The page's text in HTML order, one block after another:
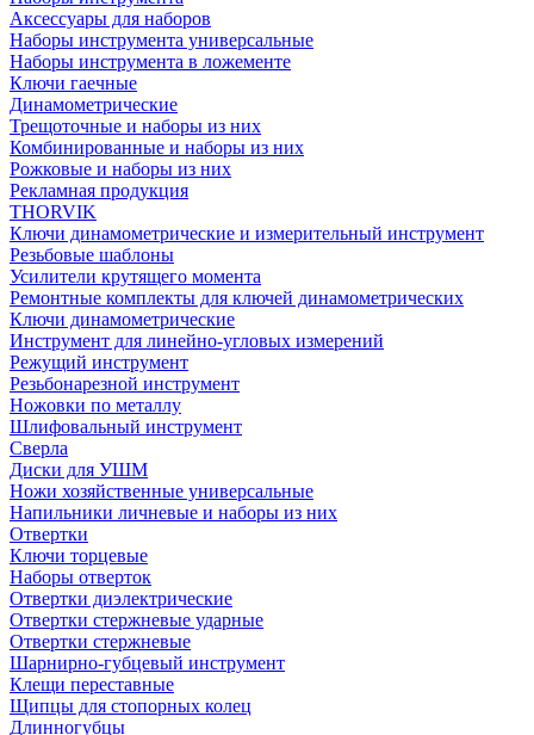
Аксессуары для наборов
Наборы инструмента универсальные
Наборы инструмента в ложементе
Ключи гаечные
Динамометрические
Трещоточные и наборы из них
Комбинированные и наборы из них
Рожковые и наборы из них
Рекламная продукция
THORVIK
Ключи динамометрические и измерительный инструмент
Резьбовые шаблоны
Усилители крутящего момента
Ремонтные комплекты для ключей динамометрических
Ключи динамометрические
Инструмент для линейно-угловых измерений
Режущий инструмент
Резьбонарезной инструмент
Ножовки по металлу
Шлифовальный инструмент
Сверла
Диски для УШМ
Ножи хозяйственные универсальные
Напильники личневые и наборы из них
Отвертки
Ключи торцевые
Наборы отверток
Отвертки диэлектрические
Отвертки стержневые ударные
Отвертки стержневые
Шарнирно-губцевый инструмент
Клещи переставные
Щипцы для стопорных колец
Длинногубцы